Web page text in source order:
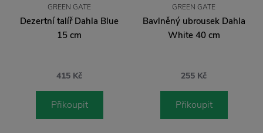
GREEN GATE
Dezertní talíř Dahla Blue
15 cm
415 Kč
Přikoupit
GREEN GATE
Bavlněný ubrousek Dahla
White 40 cm
255 Kč
Přikoupit